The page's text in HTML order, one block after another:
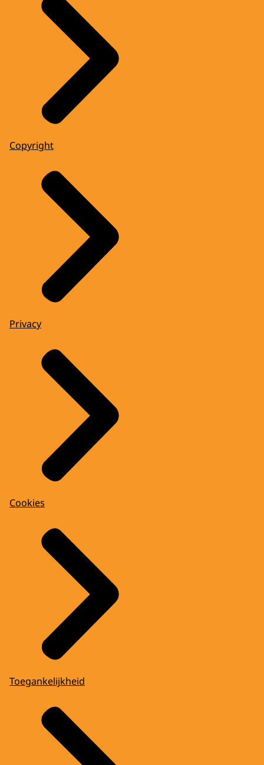
Copyright
Privacy
Cookies
Toegankelijkheid